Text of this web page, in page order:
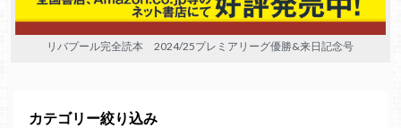
リバプール完全読本 2024/25プレミアリーグ優勝&来日記念号
カテゴリー絞り込み